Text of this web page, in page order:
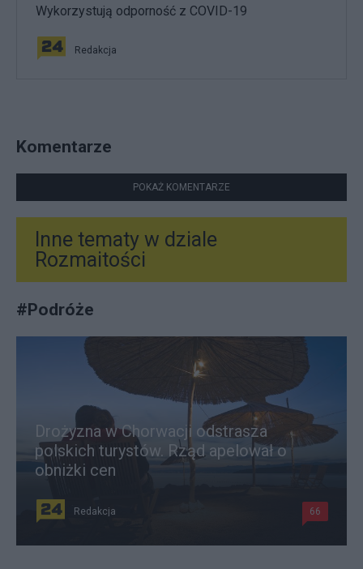
Wykorzystują odporność z COVID-19
Redakcja
Komentarze
POKAŻ KOMENTARZE
Inne tematy w dziale
Rozmaitości
#Podróże
Drożyzna w Chorwacji odstrasza
polskich turystów. Rząd apelował o
obniżki cen
Redakcja 66